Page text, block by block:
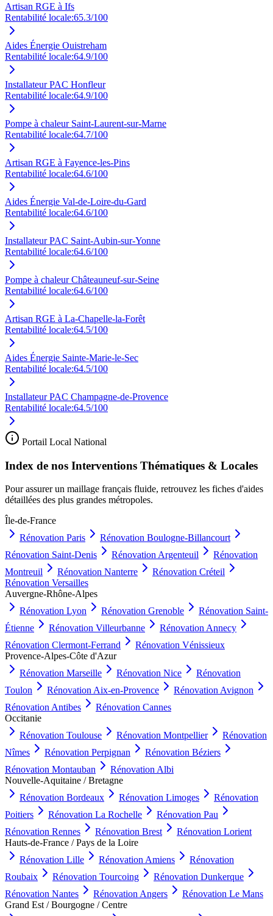
Artisan RGE à Ifs
Rentabilité locale:65.3/100
Aides Énergie Ouistreham
Rentabilité locale:64.9/100
Installateur PAC Honfleur
Rentabilité locale:64.9/100
Pompe à chaleur Saint-Laurent-sur-Marne
Rentabilité locale:64.7/100
Artisan RGE à Fayence-les-Pins
Rentabilité locale:64.6/100
Aides Énergie Val-de-Loire-du-Gard
Rentabilité locale:64.6/100
Installateur PAC Saint-Aubin-sur-Yonne
Rentabilité locale:64.6/100
Pompe à chaleur Châteauneuf-sur-Seine
Rentabilité locale:64.6/100
Artisan RGE à La-Chapelle-la-Forêt
Rentabilité locale:64.5/100
Aides Énergie Sainte-Marie-le-Sec
Rentabilité locale:64.5/100
Installateur PAC Champagne-de-Provence
Rentabilité locale:64.5/100
Portail Local National
Index de nos Interventions Thématiques & Locales
Pour assurer un maillage français fluide, retrouvez les fiches d'aides
détaillées des plus grandes métropoles.
Île-de-France
Rénovation Paris Rénovation Boulogne-Billancourt
Rénovation Saint-Denis Rénovation Argenteuil
Rénovation
Montreuil
Rénovation Nanterre Rénovation Créteil
Rénovation Versailles
Auvergne-Rhône-Alpes
Rénovation Lyon Rénovation Grenoble Rénovation Saint-
Étienne
Rénovation Villeurbanne Rénovation Annecy
Rénovation Clermont-Ferrand Rénovation Vénissieux
Provence-Alpes-Côte d'Azur
Rénovation Marseille Rénovation Nice
Rénovation
Toulon
Rénovation Aix-en-Provence Rénovation Avignon
Rénovation Antibes Rénovation Cannes
Occitanie
Rénovation Toulouse Rénovation Montpellier
Rénovation
Nîmes
Rénovation Perpignan Rénovation Béziers
Rénovation Montauban Rénovation Albi
Nouvelle-Aquitaine / Bretagne
Rénovation Bordeaux Rénovation Limoges
Rénovation
Poitiers
Rénovation La Rochelle Rénovation Pau
Rénovation Rennes Rénovation Brest Rénovation Lorient
Hauts-de-France / Pays de la Loire
Rénovation Lille Rénovation Amiens
Rénovation
Roubaix
Rénovation Tourcoing Rénovation Dunkerque
Rénovation Nantes Rénovation Angers Rénovation Le Mans
Grand Est / Bourgogne / Centre